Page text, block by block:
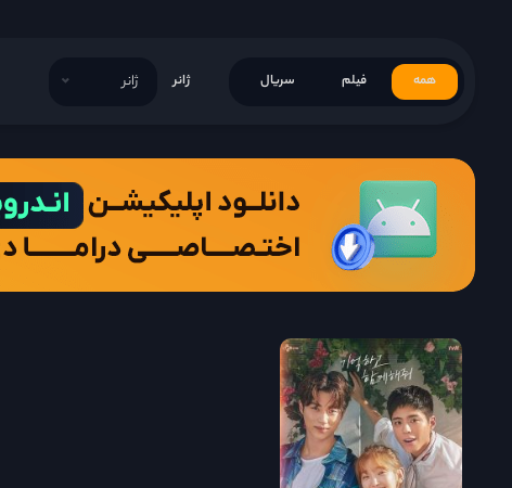
همه فیلم سریال ژانر ژانر